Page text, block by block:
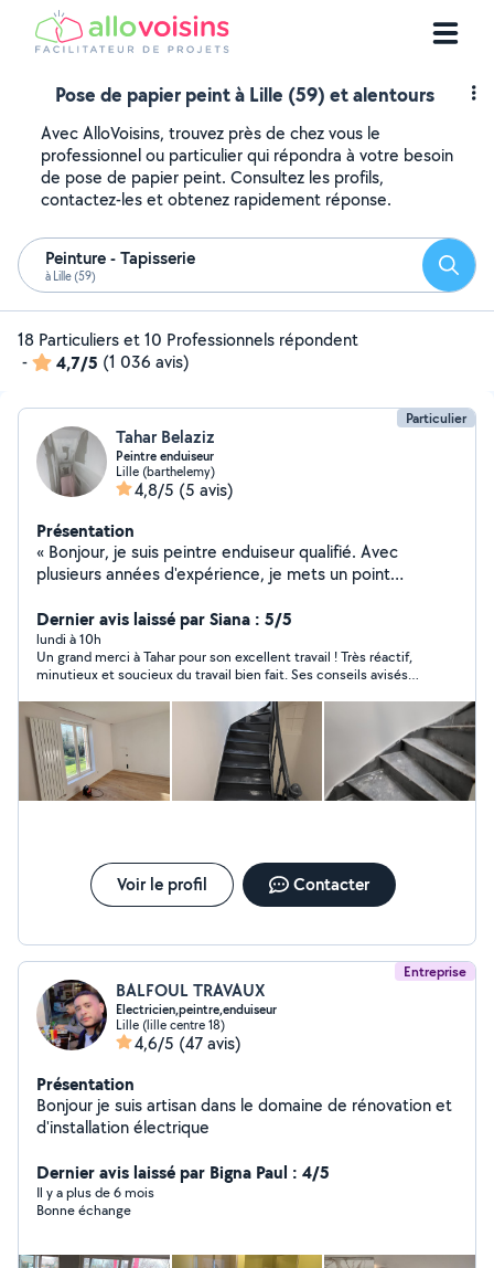
Pose de papier peint à Lille (59) et alentours
Avec AlloVoisins, trouvez près de chez vous le
professionnel ou particulier qui répondra à votre besoin
de pose de papier peint. Consultez les profils,
contactez-les et obtenez rapidement réponse.
Peinture - Tapisserie
à Lille (59)
18 Particuliers et 10 Professionnels répondent
-
4,7/5 (1 036 avis)
Particulier
Tahar Belaziz
Peintre enduiseur
Lille (barthelemy)
4,8/5 (5 avis)
Présentation
« Bonjour, je suis peintre enduiseur qualifié. Avec
plusieurs années d'expérience, je mets un point
correspond parfaitement aux attentes. Je peux vous
proposer un devis personnalisé en fonction de vos
besoins. »
Dernier avis laissé par Siana : 5/5
lundi à 10h
Un grand merci à Tahar pour son excellent travail ! Très réactif,
minutieux et soucieux du travail bien fait. Ses conseils avisés
Voir le profil Contacter
Entreprise
BALFOUL TRAVAUX
Electricien,peintre,enduiseur
Lille (lille centre 18)
4,6/5 (47 avis)
Présentation
Bonjour je suis artisan dans le domaine de rénovation et
d'installation électrique
Dernier avis laissé par Bigna Paul : 4/5
Il y a plus de 6 mois
Bonne échange